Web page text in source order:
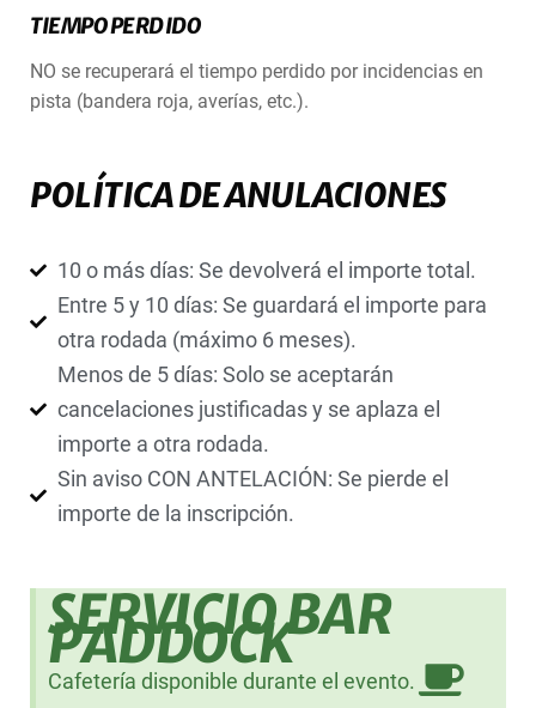
TIEMPO PERDIDO
NO se recuperará el tiempo perdido por incidencias en
pista (bandera roja, averías, etc.).
POLÍTICA DE ANULACIONES
10 o más días: Se devolverá el importe total.
Entre 5 y 10 días: Se guardará el importe para
otra rodada (máximo 6 meses).
Menos de 5 días: Solo se aceptarán
cancelaciones justificadas y se aplaza el
importe a otra rodada.
Sin aviso CON ANTELACIÓN: Se pierde el
importe de la inscripción.
SERVICIO BAR
PADDOCK
Cafetería disponible durante el evento.